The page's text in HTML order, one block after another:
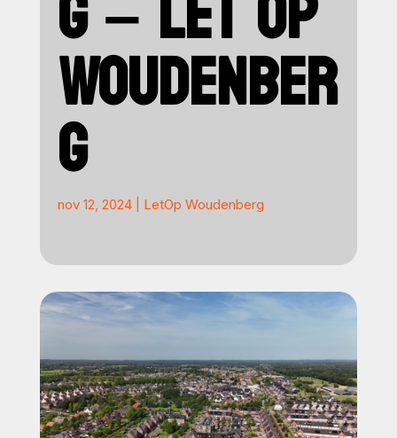
WOUDENBER
G
nov 12, 2024| LetOp Woudenberg